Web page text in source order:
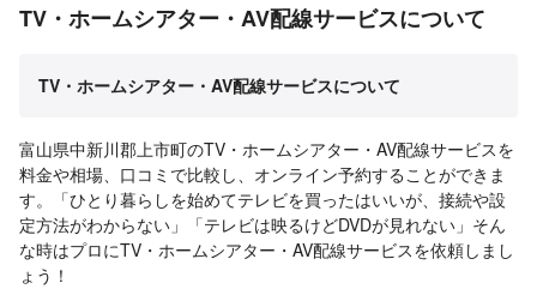
TV・ホームシアター・AV配線サービスについて
TV・ホームシアター・AV配線サービスについて
富山県中新川郡上市町のTV・ホームシアター・AV配線サービスを
料金や相場、口コミで比較し、オンライン予約することができま
す。「ひとり暮らしを始めてテレビを買ったはいいが、接続や設
定方法がわからない」「テレビは映るけどDVDが見れない」そん
な時はプロにTV・ホームシアター・AV配線サービスを依頼しまし
ょう！